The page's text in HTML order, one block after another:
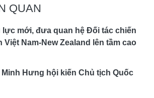
QUAN
lực mới, đưa quan hệ Đối tác chiến
Việt Nam-New Zealand lên tầm cao
Hưng hội kiến Chủ tịch Quốc